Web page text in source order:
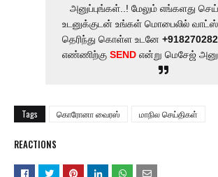
அனுப்புங்கள்..! மேலும் எங்களது
உடனுக்குடன் உங்கள் மொபைலில்
தெரிந்து கொள்ள உடனே
எண்ணிற்கு SEND என்று மெசேஜ்
Tags கொரோனா வைரஸ் மாநில செய்திகள்
REACTIONS